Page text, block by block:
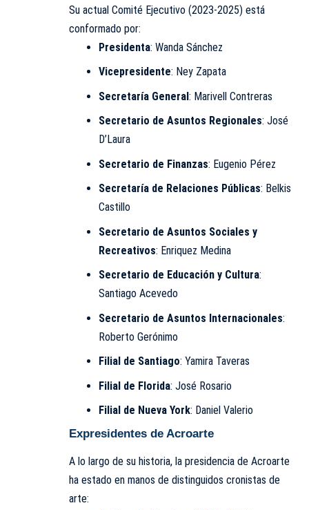
Su actual Comité Ejecutivo (2023-2025) está
conformado por:
Presidenta: Wanda Sánchez
Vicepresidente: Ney Zapata
Secretaría General: Marivell Contreras
Secretario de Asuntos Regionales: José
D’Laura
Secretario de Finanzas: Eugenio Pérez
Secretaría de Relaciones Públicas: Belkis
Castillo
Secretario de Asuntos Sociales y
Recreativos: Enriquez Medina
Secretario de Educación y Cultura:
Santiago Acevedo
Secretario de Asuntos Internacionales:
Roberto Gerónimo
Filial de Santiago: Yamira Taveras
Filial de Florida: José Rosario
Filial de Nueva York: Daniel Valerio
Expresidentes de Acroarte
A lo largo de su historia, la presidencia de Acroarte
ha estado en manos de distinguidos cronistas de
arte: